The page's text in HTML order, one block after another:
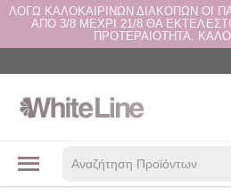
ΛΟΓΩ ΚΑΛΟΚΑΙΡΙΝΩΝ ΔΙΑΚΟΠΩΝ ΟΙ
ΑΠΟ 3/8 ΜΕΧΡΙ 21/8 ΘΑ
ΠΡΟΤΕΡΑΙΟΤΗΤΑ.